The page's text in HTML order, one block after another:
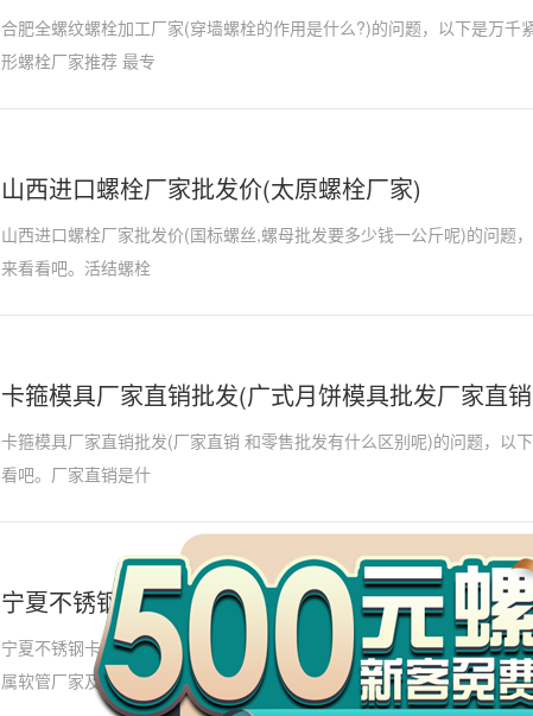
合肥全螺纹螺栓加工厂家(穿墙螺栓的作用是什么?)的问题，以下是万千
形螺栓厂家推荐 最专
山西进口螺栓厂家批发价(太原螺栓厂家)
山西进口螺栓厂家批发价(国标螺丝,螺母批发要多少钱一公斤呢)的问题
来看看吧。活结螺栓
卡箍模具厂家直销批发(广式月饼模具批发厂家直
卡箍模具厂家直销批发(厂家直销 和零售批发有什么区别呢)的问题，以
看吧。厂家直销是什
宁夏不锈钢卡箍批发厂家(不锈钢卡套接头厂家批
宁夏不锈钢卡箍批发厂家(不锈钢铸造厂商)的问题，以下是万千紧固件
属软管厂家及参数盘点
万
千
工
品